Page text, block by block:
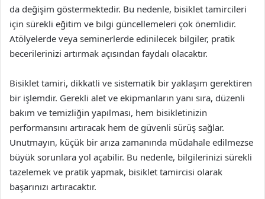
da değişim göstermektedir. Bu nedenle, bisiklet tamircileri
için sürekli eğitim ve bilgi güncellemeleri çok önemlidir.
Atölyelerde veya seminerlerde edinilecek bilgiler, pratik
becerilerinizi artırmak açısından faydalı olacaktır.
Bisiklet tamiri, dikkatli ve sistematik bir yaklaşım gerektiren
bir işlemdir. Gerekli alet ve ekipmanların yanı sıra, düzenli
bakım ve temizliğin yapılması, hem bisikletinizin
performansını artıracak hem de güvenli sürüş sağlar.
Unutmayın, küçük bir arıza zamanında müdahale edilmezse
büyük sorunlara yol açabilir. Bu nedenle, bilgilerinizi sürekli
tazelemek ve pratik yapmak, bisiklet tamircisi olarak
başarınızı artıracaktır.